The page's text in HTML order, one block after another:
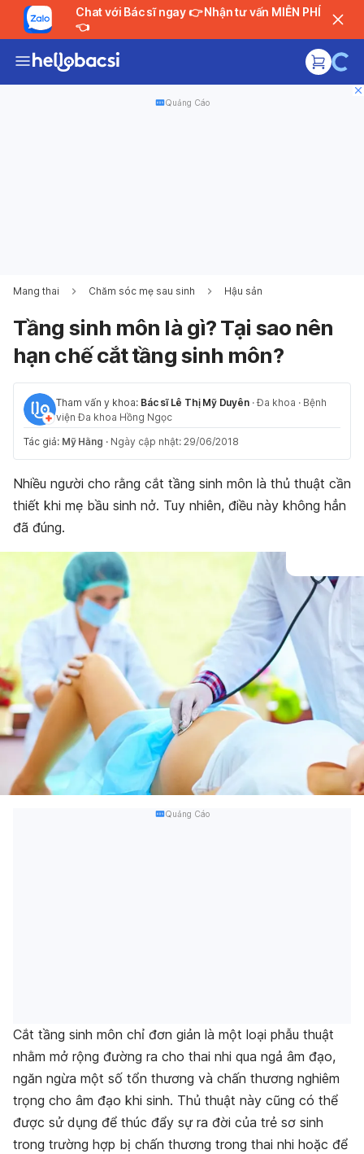
Chat với Bác sĩ ngay 👉 Nhận tư vấn MIỄN PHÍ
👈
Quảng Cáo
Mang thai Chăm sóc mẹ sau sinh Hậu sản
Tầng sinh môn là gì? Tại sao nên
hạn chế cắt tầng sinh môn?
Tham vấn y khoa: Bác sĩ Lê Thị Mỹ Duyên ·Đa khoa · Bệnh
viện Đa khoa Hồng Ngọc
Tác giả: Mỹ Hằng · Ngày cập nhật: 29/06/2018
Nhiều người cho rằng cắt tầng sinh môn là thủ thuật cần
thiết khi mẹ bầu sinh nở. Tuy nhiên, điều này không hẳn
đã đúng.
Quảng Cáo
Cắt tầng sinh môn chỉ đơn giản là một loại phẫu thuật
nhằm mở rộng đường ra cho thai nhi qua ngả âm đạo,
ngăn ngừa một số tổn thương và chấn thương nghiêm
trọng cho âm đạo khi sinh. Thủ thuật này cũng có thể
được sử dụng để thúc đẩy sự ra đời của trẻ sơ sinh
trong trường hợp bị chấn thương trong thai nhi hoặc để